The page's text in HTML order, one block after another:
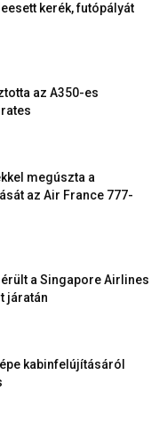
kerék, futópályát
az A350-es
megúszta a
az Air France 777-
a Singapore Airlines
járatán
kabinfelújításáról